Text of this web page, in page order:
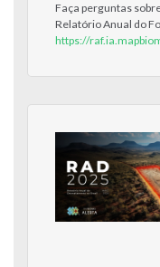
Faça perguntas
Relatório Anual do
https://